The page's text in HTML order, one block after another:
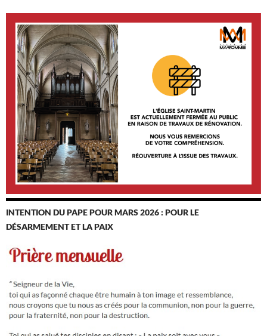
INTENTION DU PAPE POUR MARS 2026 : POUR LE
DÉSARMEMENT ET LA PAIX